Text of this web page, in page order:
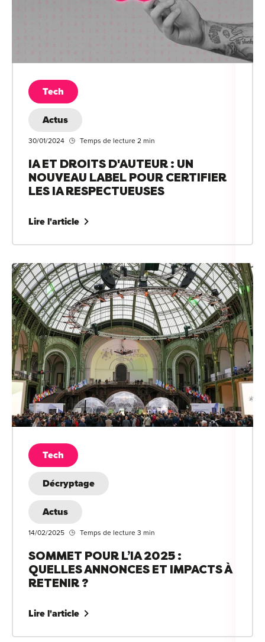
Tech
Actus
30/01/2024 Temps de lecture 2 min
IA ET DROITS D'AUTEUR : UN
NOUVEAU LABEL POUR CERTIFIER
LES IA RESPECTUEUSES
Lire l'article
Tech
Décryptage
Actus
14/02/2025 Temps de lecture 3 min
SOMMET POUR L’IA 2025 :
QUELLES ANNONCES ET IMPACTS À
RETENIR ?
Lire l'article